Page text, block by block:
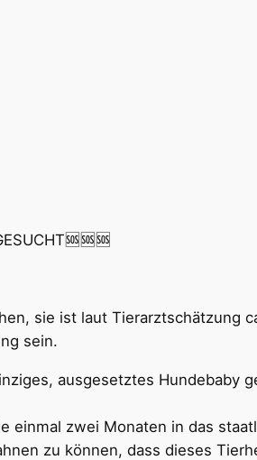
sie ist laut Tierarztschätzung
sein.
ausgesetztes Hundebaby
einmal zwei Monaten in das
zu können, dass dieses